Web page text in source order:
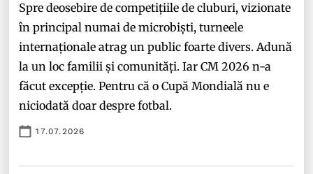
Spre deosebire de competițiile de cluburi, vizionate
în principal numai de microbiști, turneele
internaționale atrag un public foarte divers. Adună
la un loc familii și comunități. Iar CM 2026 n-a
făcut excepție. Pentru că o Cupă Mondială nu e
niciodată doar despre fotbal.
17.07.2026